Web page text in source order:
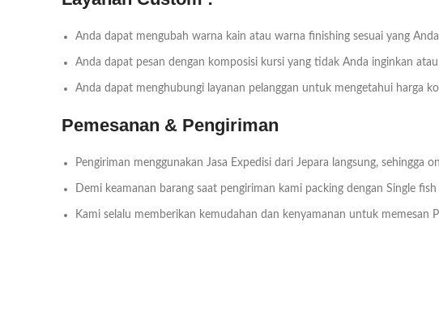
Anda dapat mengubah warna kain atau warna finishing sesuai yang
Anda dapat pesan dengan komposisi kursi yang tidak Anda inginkan
Anda dapat menghubungi layanan pelanggan untuk mengetahui harga
Pemesanan & Pengiriman
Pengiriman menggunakan Jasa Expedisi dari Jepara langsung, sehingga
Demi keamanan barang saat pengiriman kami packing dengan Single
Kami selalu memberikan kemudahan dan kenyamanan untuk memesan